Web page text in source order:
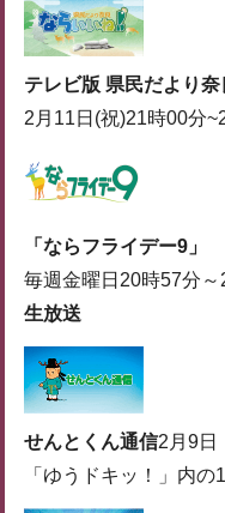
テレビ版 県民だより奈
2月11日(祝)21時00分
「ならフライデー9」
毎週金曜日20時57分～
生放送
せんとくん通信2月9日
「ゆうドキッ！」内の